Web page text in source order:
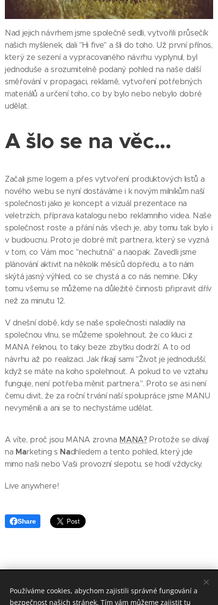
Nad jejich návrhem jsme společně sedli, vytvořili průsečík
našich myšlenek, dali "Hi five" a šli do toho. Už první přínos,
který ze sezení a vypracovaného návrhu vyplynul, byl
jednoduše a srozumitelně podaný pohled na naše další
směřování v propagaci, reklamě, vytvoření potřebných
materiálů a určení toho, co by bylo nebo nebylo dobré
udělat.
A šlo se na věc...
Začali jsme logem a přes vytvoření produktových listů a
nového webu se nyní dostáváme i k novým milníkům naší
společnosti jako je koncept a vizuál prezentace na
veletrzích, příprava katalogu nebo reklamního videa. Naše
společnost roste a přání nás všech je, aby tomu tak bylo i
v budoucnu. Proto je dobré mít partnera, který se vyzná
v tom, co Vám moc "nechutná" a naopak. Zavedli jsme
plánování aktivit na několik měsíců dopředu, a to nám
skýtá jasný výhled, co se chystá a co nás nemine. Díky
tomu všemu se můžeme na důležité činnosti připravit dřív
než za minutu 12.
V dnešní době, kdy se naše společnosti naladily na
společnou vlnu, se můžeme spolehnout, že co kluci z
MANA řeknou, to taky beze zbytku dodrží. A to od
návrhu až po realizaci. Jak říkají sami "Život je jednodušší,
když se máte na koho spolehnout. A pokud to ve vztahu
funguje, není potřeba měnit partnera.". Proto se asi není
čemu divit, že za roční trvání naší spolupráce jsme MANU
nevyměnili a ani se to nechystáme udělat.
A víte, proč jsou MANA zrovna MANA? Protože se dívají
na Marketing s Nadhledem a tento pohled, který jde
mimo naši nebo Vaši provozní slepotu, se hodí vždycky.
Live anywhere!
Share
Sledujte nás na sociálních sítích
FACEBOOK INSTAGRAM
Používáme cookies, abychom zajistili správné fungování a
bezpečnost našich stránek. Tím vám můžeme zajistit tu